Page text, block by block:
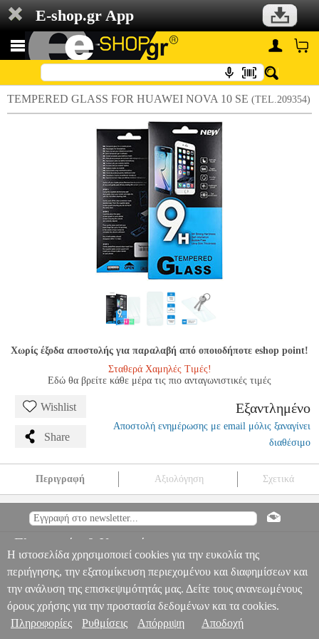
E-shop.gr App
TEMPERED GLASS FOR HUAWEI NOVA 10 SE (TEL.209354)
Χωρίς έξοδα αποστολής για παραλαβή από οποιοδήποτε eshop point!
Σταθερά Χαμηλές Τιμές!
Εδώ θα βρείτε κάθε μέρα τις πιο ανταγωνιστικές τιμές
Wishlist
Share
Εξαντλημένο
Αποστολή ενημέρωσης με email μόλις ξαναγίνει
διαθέσιμο
Περιγραφή Αξιολόγηση Σχετικά
TEL.209354 OEM OEM ΠΡΟΣΟΨΕΙΣ
TEMPERED GLASS FOR
Πληροφορίες & Υπηρεσίες >
Η ιστοσελίδα χρησιμοποιεί cookies για την ευκολία της
περιήγησης, την εξατομίκευση περιεχομένου και διαφημίσεων και
την ανάλυση της επισκεψιμότητάς μας. Δείτε τους ανανεωμένους
όρους χρήσης για την προστασία δεδομένων και τα cookies.
Πληροφορίες
Ρυθμίσεις Απόρριψη Αποδοχή